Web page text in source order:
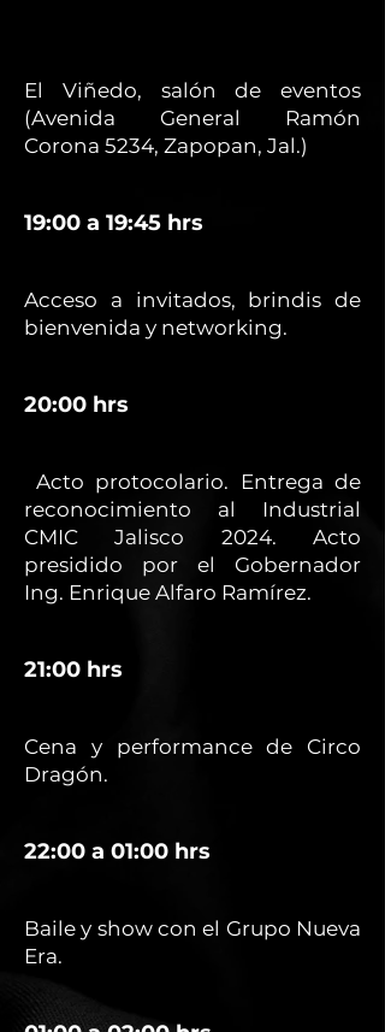
El Viñedo, salón de eventos
(Avenida General Ramón
Corona 5234, Zapopan, Jal.)
19:00 a 19:45 hrs
Acceso a invitados, brindis de
bienvenida y networking.
20:00 hrs
Acto protocolario. Entrega de
reconocimiento al Industrial
CMIC Jalisco 2024. Acto
presidido por el Gobernador
Ing. Enrique Alfaro Ramírez.
21:00 hrs
Cena y performance de Circo
Dragón.
22:00 a 01:00 hrs
Baile y show con el Grupo Nueva
Era.